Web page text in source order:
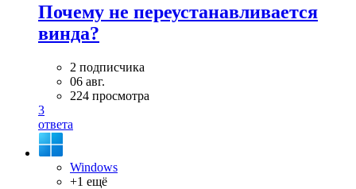
Почему не переустанавливается
винда?
2 подписчика
06 авг.
224 просмотра
3
ответа
Windows
+1 ещё